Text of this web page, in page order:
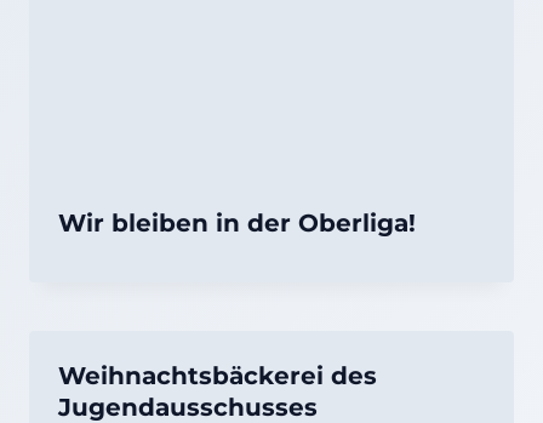
Wir bleiben in der Oberliga!
Weihnachtsbäckerei des
Jugendausschusses